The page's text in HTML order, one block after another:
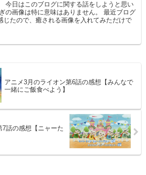
今日はこのブログに関する話をしようと思い
の画像は特に意味はありません。 最近ブログ
じたので、癒される画像を入れてみただけで
アニメ3月のライオン第6話の感想【みんなで
一緒にご飯食べよう】
話の感想【ニャーた